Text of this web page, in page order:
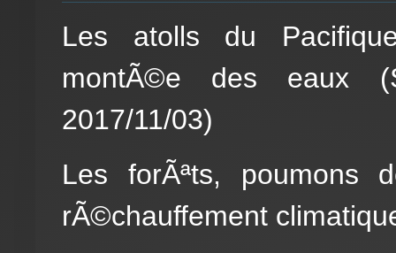
Les atolls du
montÃ©e des eaux
2017/11/03)
Les forÃªts, poumons
rÃ©chauffement